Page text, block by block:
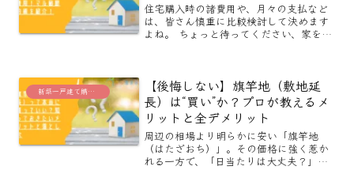
住宅購入時の諸費用や、月々の支払など
は、皆さん慎重に比較検討して決めます
よね。 ちょっと待ってください、家を購
金計画に入れ忘れがち...
新築一戸建て購入に役立つブログ
【後悔しない】旗竿地（敷地延
長）は“買い”か？プロが教えるメ
リットと全デメリット
周辺の相場より明らかに安い「旗竿地
（はたざおち）」。その価格に強く惹か
れる一方で、「日当たりは大丈夫？」